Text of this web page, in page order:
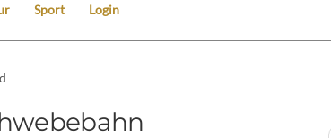
Sport Login